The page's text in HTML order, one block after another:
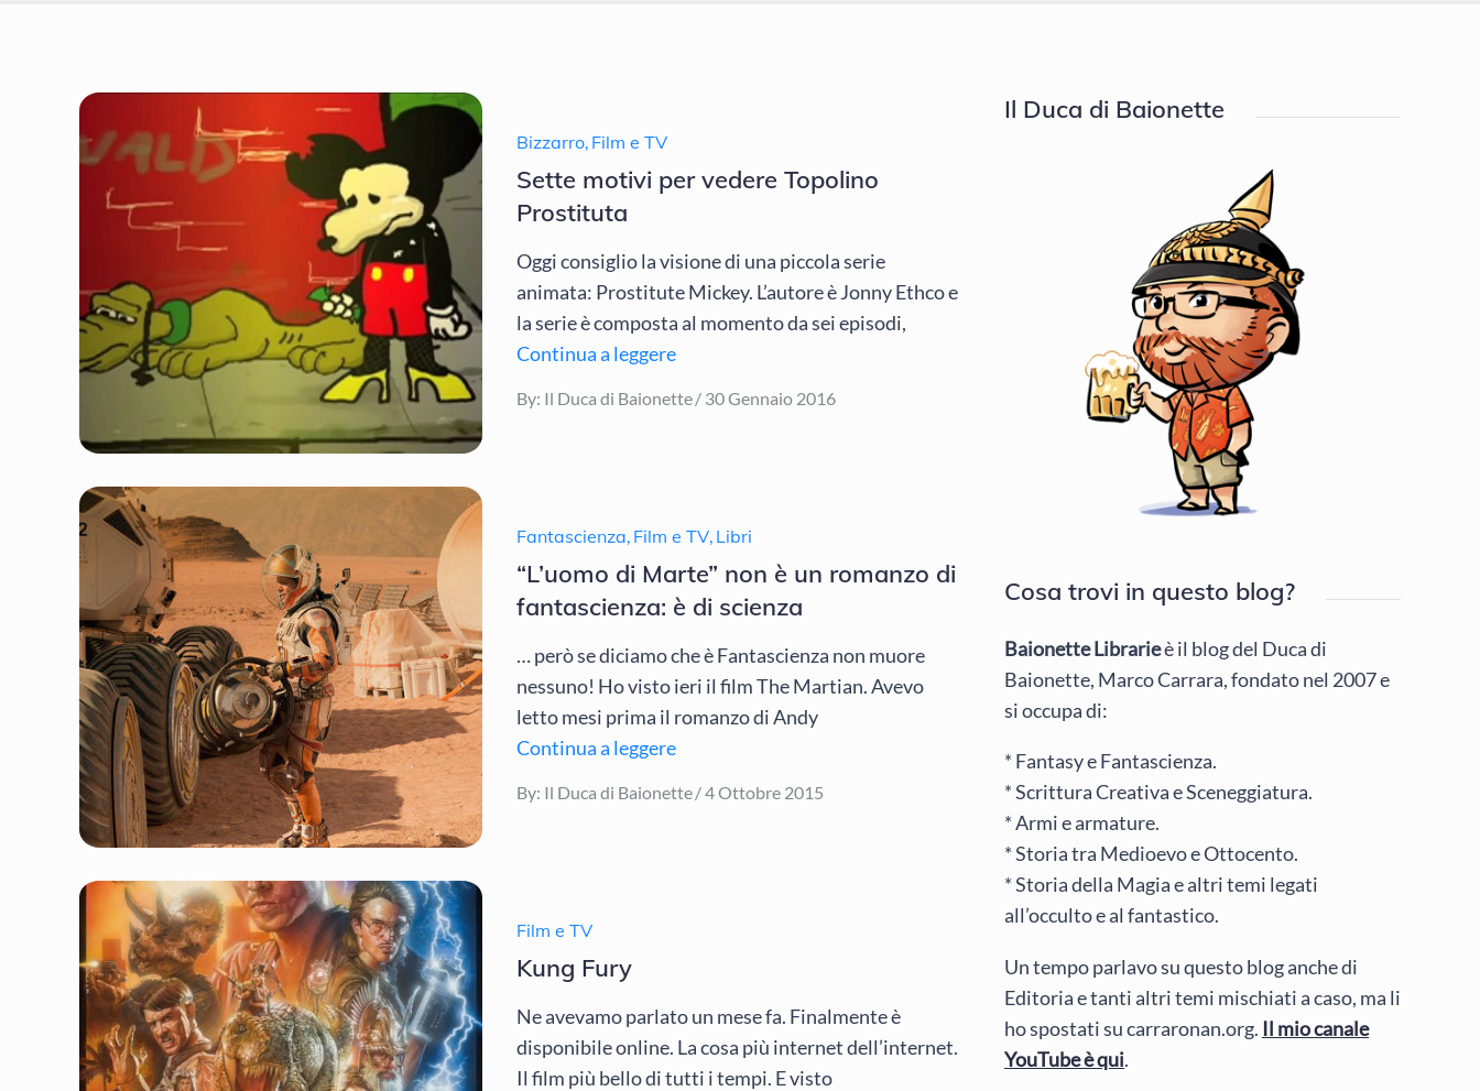
Bizzarro, Film e TV
Sette motivi per vedere Topolino
Prostituta
Oggi consiglio la visione di una piccola serie
animata: Prostitute Mickey. L’autore è Jonny Ethco e
la serie è composta al momento da sei episodi,
Continua a leggere
By: Il Duca di Baionette
Posted
30 Gennaio 2016
Fantascienza, Film e TV, Libri
“L’uomo di Marte” non è un romanzo di
fantascienza: è di scienza
… però se diciamo che è Fantascienza non muore
nessuno! Ho visto ieri il film The Martian. Avevo
letto mesi prima il romanzo di Andy
Continua a leggere
By: Il Duca di Baionette Posted
4 Ottobre 2015
Film e TV
Kung Fury
Ne avevamo parlato un mese fa. Finalmente è
disponibile online. La cosa più internet dell’internet.
Il film più bello di tutti i tempi. E visto
Il Duca di Baionette
Cosa trovi in questo blog?
Baionette Librarieè il blog del Duca di
Baionette, Marco Carrara, fondato nel 2007 e
si occupa di:
* Fantasy e Fantascienza.
* Scrittura Creativa e Sceneggiatura.
* Armi e armature.
* Storia tra Medioevo e Ottocento.
* Storia della Magia e altri temi legati
all’occulto e al fantastico.
Un tempo parlavo su questo blog anche di
Editoria e tanti altri temi mischiati a caso, ma li
ho spostati su carraronan.org. Il mio canale
YouTube è qui.